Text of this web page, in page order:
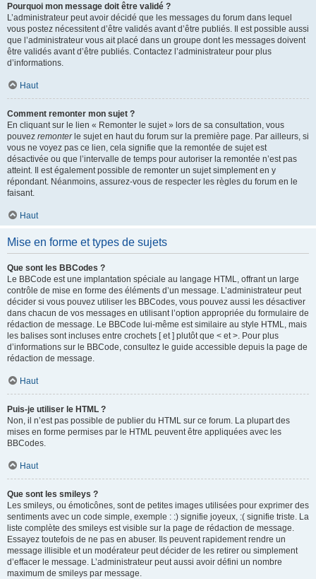
Pourquoi mon message doit être validé ?
L’administrateur peut avoir décidé que les messages du forum dans lequel
vous postez nécessitent d’être validés avant d’être publiés. Il est possible aussi
que l’administrateur vous ait placé dans un groupe dont les messages doivent
être validés avant d’être publiés. Contactez l’administrateur pour plus
d’informations.
Haut
Comment remonter mon sujet ?
En cliquant sur le lien « Remonter le sujet » lors de sa consultation, vous
pouvez remonterle sujet en haut du forum sur la première page. Par ailleurs, si
vous ne voyez pas ce lien, cela signifie que la remontée de sujet est
désactivée ou que l’intervalle de temps pour autoriser la remontée n’est pas
atteint. Il est également possible de remonter un sujet simplement en y
répondant. Néanmoins, assurez-vous de respecter les règles du forum en le
faisant.
Haut
Mise en forme et types de sujets
Que sont les BBCodes ?
Le BBCode est une implantation spéciale au langage HTML, offrant un large
contrôle de mise en forme des éléments d’un message. L’administrateur peut
décider si vous pouvez utiliser les BBCodes, vous pouvez aussi les désactiver
dans chacun de vos messages en utilisant l’option appropriée du formulaire de
rédaction de message. Le BBCode lui-même est similaire au style HTML, mais
les balises sont incluses entre crochets [ et ] plutôt que < et >. Pour plus
d’informations sur le BBCode, consultez le guide accessible depuis la page de
rédaction de message.
Haut
Puis-je utiliser le HTML ?
Non, il n’est pas possible de publier du HTML sur ce forum. La plupart des
mises en forme permises par le HTML peuvent être appliquées avec les
BBCodes.
Haut
Que sont les smileys ?
Les smileys, ou émoticônes, sont de petites images utilisées pour exprimer des
sentiments avec un code simple, exemple : :) signifie joyeux, :( signifie triste. La
liste complète des smileys est visible sur la page de rédaction de message.
Essayez toutefois de ne pas en abuser. Ils peuvent rapidement rendre un
message illisible et un modérateur peut décider de les retirer ou simplement
d’effacer le message. L’administrateur peut aussi avoir défini un nombre
maximum de smileys par message.